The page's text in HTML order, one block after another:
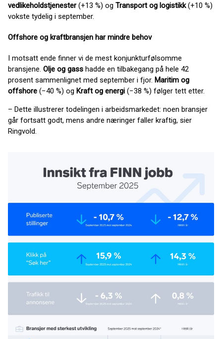
vedlikeholdstjenester(+13 %) og Transport og logistikk(+10 %)
vokste tydelig i september.
Offshore og kraftbransjen har mindre behov
I motsatt ende finner vi de mest konjunkturfølsomme
bransjene. Olje og gass hadde en tilbakegang på hele 42
prosent sammenlignet med september i fjor. Maritim og
offshore (−40 %) og Kraft og energi (−38 %) følger tett etter.
– Dette illustrerer todelingen i arbeidsmarkedet: noen bransjer
går fortsatt godt, mens andre næringer faller kraftig, sier
Ringvold.